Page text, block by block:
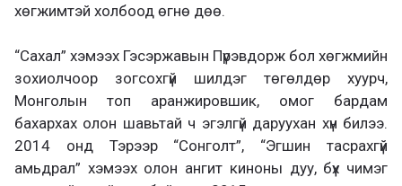
хөгжимтэй холбоод өгнө дөө.
“Сахал” хэмээх Гэсэржавын Пүрэвдорж бол хөгжмийн
зохиолчоор зогсохгүй шилдэг төгөлдөр хуурч,
Монголын топ аранжировшик, омог бардам
бахархах олон шавьтай ч эгэлгүй даруухан хүн билээ.
2014 онд Тэрээр “Сонголт”, “Эгшин тасрахгүй
амьдрал” хэмээх олон ангит киноны дуу, бүх чимэг